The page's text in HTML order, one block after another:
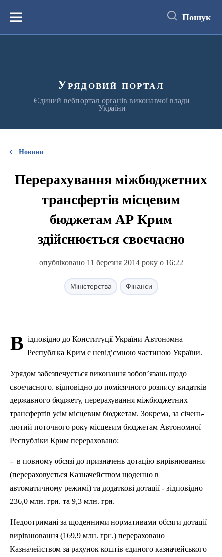
вмістуМеню Пошук
Урядовий портал
Єдиний вебпортал органів виконавчої влади
України
Новини
Перерахування міжбюджетних
трансфертів місцевим
бюджетам АР Крим
здійснюється своєчасно
опубліковано 11 березня 2014 року о 16:22
Міністерства Фінанси
В ідповідно до Конституції України Автономна
Республіка Крим є невід’ємною частиною України.
Урядом забезпечується виконання зобов’язань щодо
своєчасного, відповідно до помісячного розпису видатків
державного бюджету, перерахування міжбюджетних
трансфертів усім місцевим бюджетам. Зокрема, за січень-
лютий поточного року місцевим бюджетам Автономної
Республіки Крим перераховано:
- в повному обсязі до призначень дотацію вирівнювання
(перераховується Казначейством щоденно в
автоматичному режимі) та додаткові дотації - відповідно
236,0 млн. грн. та 9,3 млн. грн.
Недоотримані за щоденними нормативами обсяги дотації
вирівнювання (169,9 млн. грн.) перераховано
Казначейством за рахунок коштів єдиного казначейського